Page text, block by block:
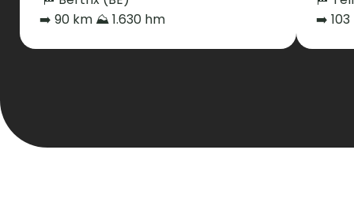
➡️ 90 km ⛰️ 1.630 hm
➡️